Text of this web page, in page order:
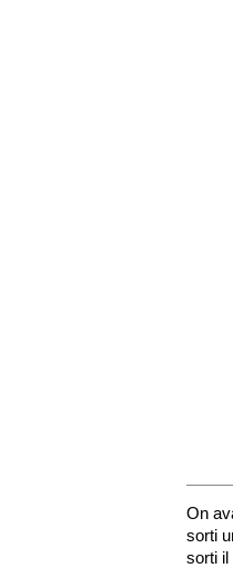
On
sorti
sorti il